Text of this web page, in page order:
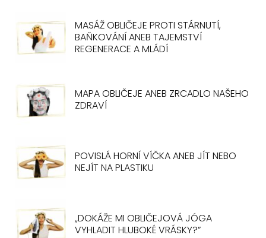
MASÁŽ OBLIČEJE PROTI STÁRNUTÍ,
BAŇKOVÁNÍ ANEB TAJEMSTVÍ
REGENERACE A MLÁDÍ
MAPA OBLIČEJE ANEB ZRCADLO NAŠEHO
ZDRAVÍ
POVISLÁ HORNÍ VÍČKA ANEB JÍT NEBO
NEJÍT NA PLASTIKU
„DOKÁŽE MI OBLIČEJOVÁ JÓGA
VYHLADIT HLUBOKÉ VRÁSKY?”